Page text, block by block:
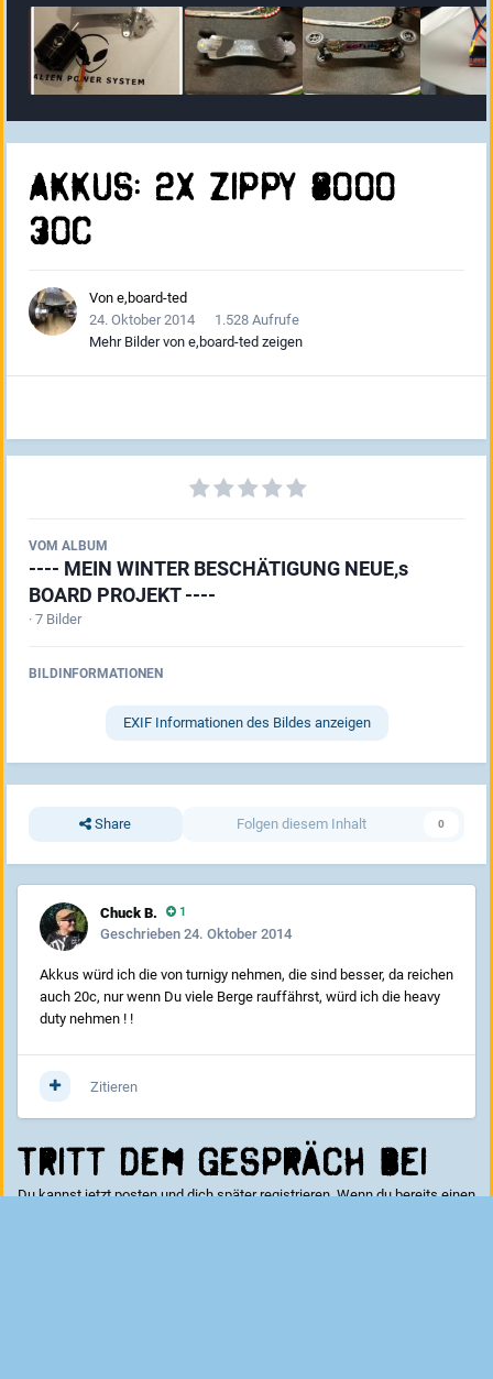
Akkus: 2x Zippy 8000
30c
Von e,board-ted
24. Oktober 2014
1.528 Aufrufe
Mehr Bilder von e,board-ted zeigen
VOM ALBUM
---- MEIN WINTER BESCHÄTIGUNG NEUE,s
BOARD PROJEKT ----
· 7 Bilder
BILDINFORMATIONEN
EXIF Informationen des Bildes anzeigen
Share Folgen diesem Inhalt 0
Chuck B. 1
Geschrieben 24. Oktober 2014
Akkus würd ich die von turnigy nehmen, die sind besser, da reichen
auch 20c, nur wenn Du viele Berge rauffährst, würd ich die heavy
duty nehmen ! !
Zitieren
Tritt dem Gespräch bei
Du kannst jetzt posten und dich später registrieren. Wenn du bereits einen